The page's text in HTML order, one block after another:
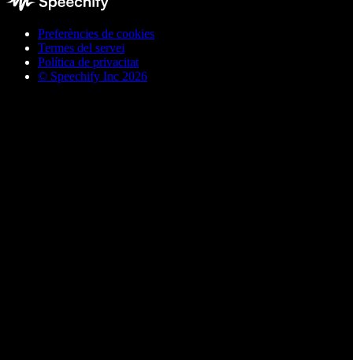
Preferències de cookies
Termes del servei
Política de privacitat
© Speechify Inc 2026